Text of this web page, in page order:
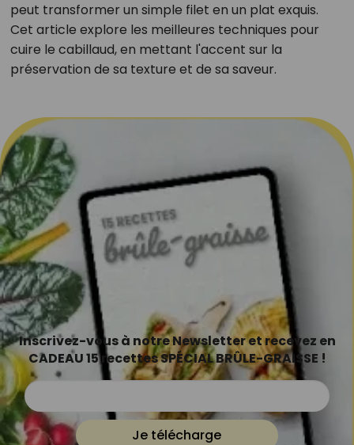
peut transformer un simple filet en un plat exquis.
Cet article explore les meilleures techniques pour
cuire le cabillaud, en mettant l'accent sur la
préservation de sa texture et de sa saveur.
Inscrivez-vous à notre Newsletter et recevez en
CADEAU 15 recettes SPÉCIAL BRÛLE-GRAISSE !
Je télécharge